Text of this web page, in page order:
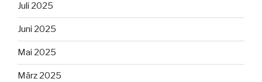
Juli 2025
Juni 2025
Mai 2025
März 2025